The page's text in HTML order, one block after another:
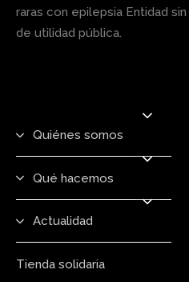
raras con epilepsia Entidad
de utilidad pública.
Quiénes somos
Qué hacemos
Actualidad
Tienda solidaria